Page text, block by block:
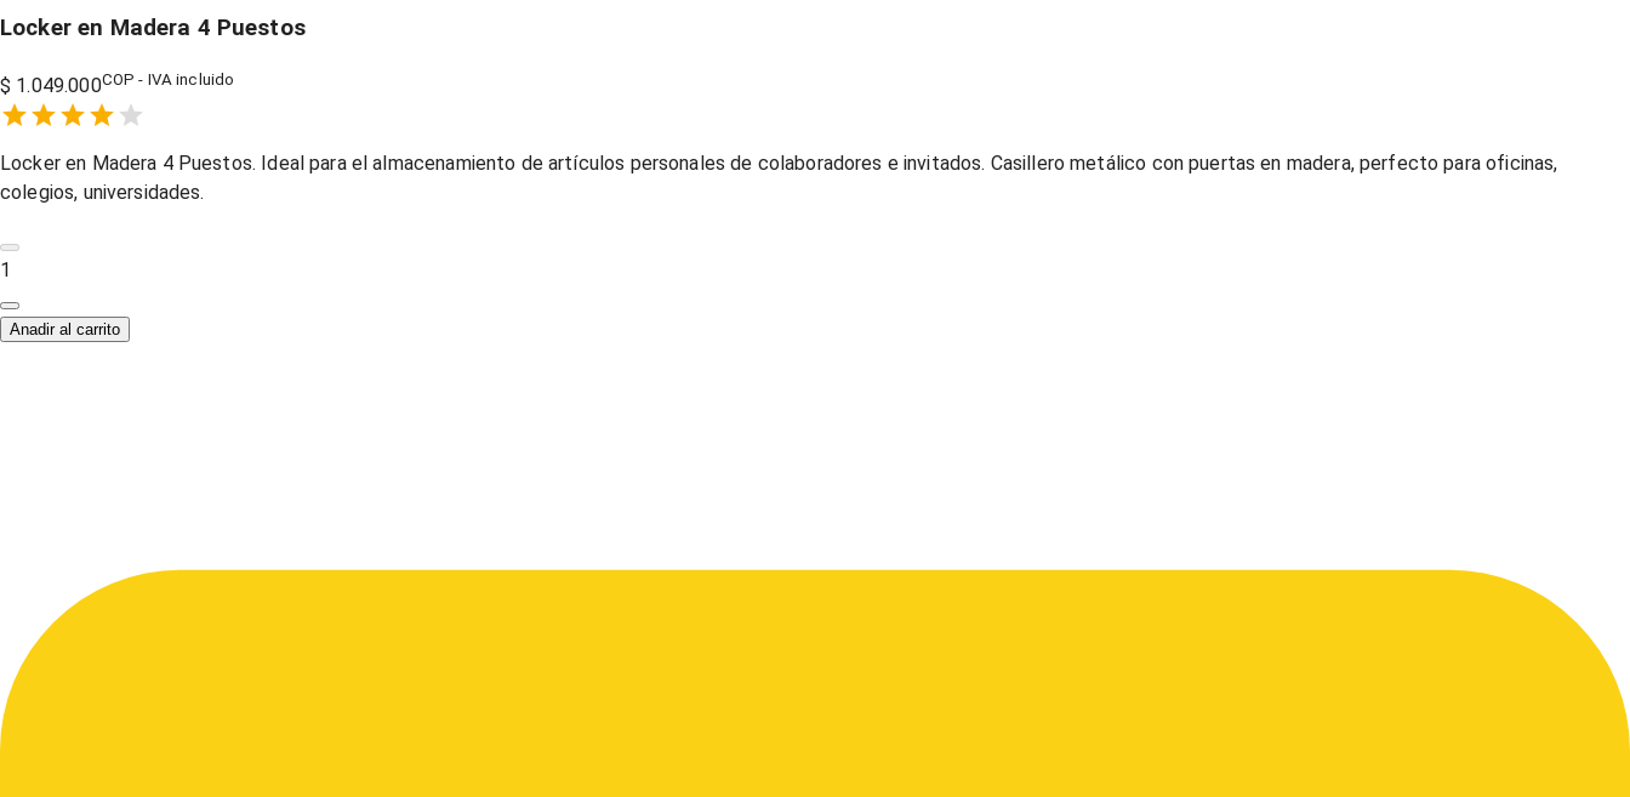
Locker en Madera 4 Puestos
$ 1.049.000COP - IVA incluido
1 Star,
2 Stars,
3 Stars,
4 Stars,
5 Stars,
Locker en Madera 4 Puestos. Ideal para el almacenamiento de artículos personales de colaboradores e invitados. Casillero metálico con puertas en madera, perfecto para oficinas,
colegios, universidades.
1
Anadir al carrito